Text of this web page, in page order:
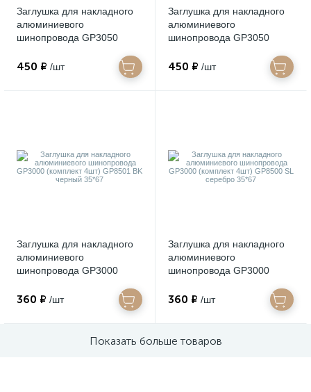
Заглушка для накладного
алюминиевого
шинопровода GP3050
черный 42*45
450 ₽ /шт
Заглушка для накладного
алюминиевого
шинопровода GP3050
серебро 42*45
450 ₽ /шт
Заглушка для накладного
алюминиевого
шинопровода GP3000
черный 35*67
360 ₽ /шт
Заглушка для накладного
алюминиевого
шинопровода GP3000
серебро 35*67
360 ₽ /шт
Показать больше товаров